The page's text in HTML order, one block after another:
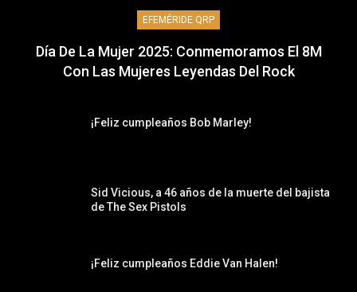
EFEMÉRIDE QRP
Día De La Mujer 2025: Conmemoramos El 8M
Con Las Mujeres Leyendas Del Rock
¡Feliz cumpleaños Bob Marley!
Sid Vicious, a 46 años de la muerte del bajista
de The Sex Pistols
¡Feliz cumpleaños Eddie Van Halen!